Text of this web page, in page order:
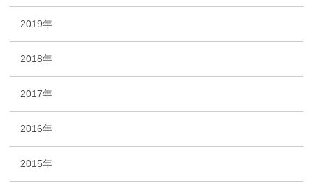
2019年
2018年
2017年
2016年
2015年